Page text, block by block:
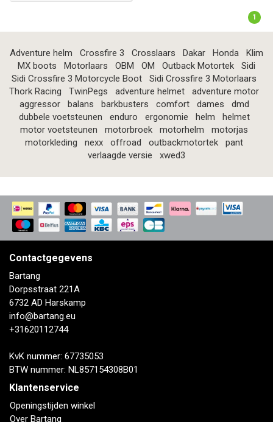
1
Adventure helm Crossfire 3 Crosslaars Dakar Honda
Klim
MX boots
Motorlaars OBM OM Outback Motortek
Sidi
Sidi Crossfire 3 Motorcycle Boot
Sidi Crossfire 3 Motorlaars
Thork Racing
TwinPegs adventure helmet
adventure motor
aggressor
balans barkbusters comfort dames
dmd
dubbele voetsteunen
enduro ergonomie helm
helmet
motor voetsteunen
motorbroek motorhelm
motorjas
motorkleding
nexx offroad outbackmotortek
pant
verlaagde versie
xwed3
Contactgegevens
Bartang
Dorpsstraat 221A
6732 AD Harskamp
info@bartang.eu
+31620112744
KvK nummer: 67735053
BTW nummer: NL857154308B01
Klantenservice
Openingstijden winkel
Over Bartang